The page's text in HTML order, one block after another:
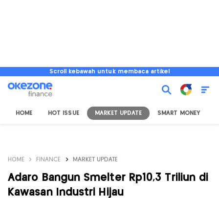
Scroll kebawah untuk membaca artikel
HOME HOT ISSUE MARKET UPDATE SMART MONEY
HOME FINANCE MARKET UPDATE
Adaro Bangun Smelter Rp10,3 Triliun di
Kawasan Industri Hijau